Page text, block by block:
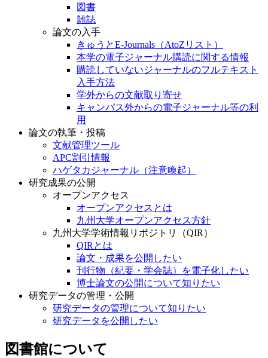
図書
雑誌
論文の入手
きゅうとE-Journals（AtoZリスト）
本学の電子ジャーナル購読に関する情報
購読していないジャーナルのフルテキスト
入手方法
学外からの文献取り寄せ
キャンパス外からの電子ジャーナル等の利
用
論文の執筆・投稿
文献管理ツール
APC割引情報
ハゲタカジャーナル（注意喚起）
研究成果の公開
オープンアクセス
オープンアクセスとは
九州大学オープンアクセス方針
九州大学学術情報リポジトリ（QIR）
QIRとは
論文・成果を公開したい
刊行物（紀要・学会誌）を電子化したい
博士論文の公開について知りたい
研究データの管理・公開
研究データの管理について知りたい
研究データを公開したい
図書館について